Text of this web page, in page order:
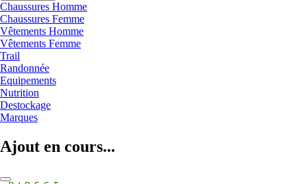
Chaussures Homme
Chaussures Femme
Vêtements Homme
Vêtements Femme
Trail
Randonnée
Equipements
Nutrition
Destockage
Marques
Ajout en cours...